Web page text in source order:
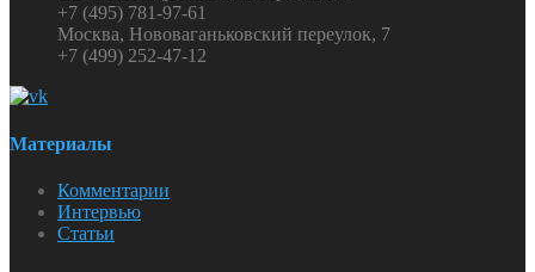
+7 (495) 781-97-61
Москва, Нововаганьковский переулок, 7
+7 (499) 252-47-12
Материалы
Комментарии
Интервью
Статьи